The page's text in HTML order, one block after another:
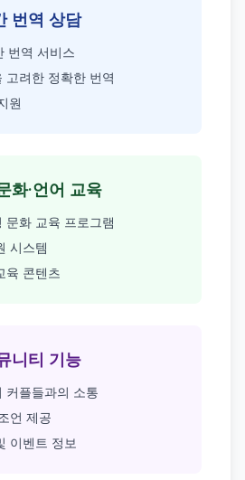
번역 상담
번역 서비스
고려한 정확한 번역
원
화·언어 교육
문화 교육 프로그램
시스템
육 콘텐츠
니티 기능
커플들과의 소통
언 제공
이벤트 정보